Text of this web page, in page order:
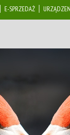
E-SPRZEDAŻ